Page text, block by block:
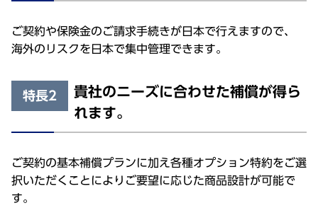
ご契約や保険金のご請求手続きが日本で行えますので、
海外のリスクを日本で集中管理できます。
特長2
貴社のニーズに合わせた補償が得ら
れます。
ご契約の基本補償プランに加え各種オプション特約をご選
択いただくことによりご要望に応じた商品設計が可能で
す。